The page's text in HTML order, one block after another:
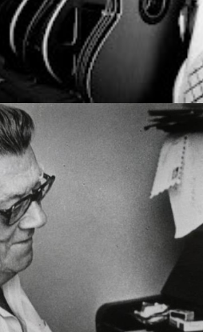
Interpretação